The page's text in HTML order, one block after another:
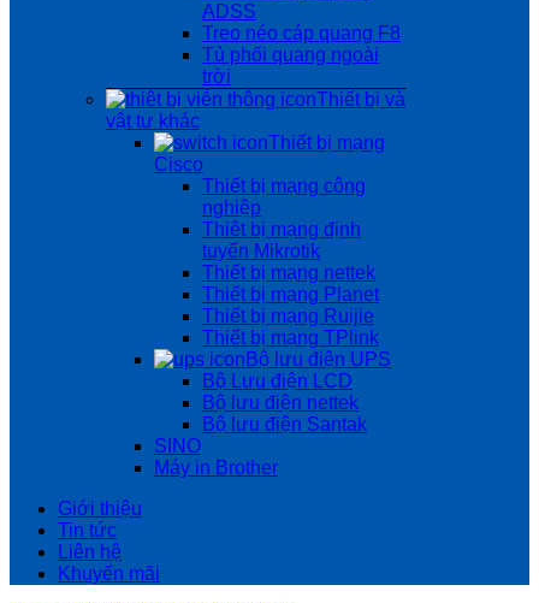
ADSS
Treo néo cáp quang F8
Tủ phối quang ngoài
trời
Thiết bị và
vật tư khác
Thiết bị mạng
Cisco
Thiết bị mạng công
nghiệp
Thiêt bị mạng định
tuyến Mikrotik
Thiết bị mạng nettek
Thiết bị mạng Planet
Thiết bị mạng Ruijie
Thiết bị mạng TPlink
Bộ lưu điện UPS
Bộ Lưu điện LCD
Bộ lưu điện nettek
Bộ lưu điện Santak
SINO
Máy in Brother
Giới thiệu
Tin tức
Liên hệ
Khuyến mãi